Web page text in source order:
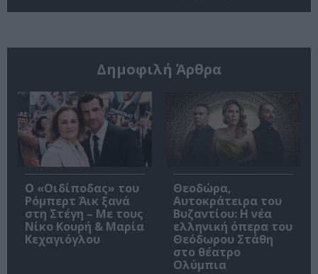
Δημοφιλή Άρθρα
O «Οιδίποδας» του
Ρόμπερτ Άικ ξανά
στη Στέγη – Με τους
Νίκο Κουρή & Μαρία
Κεχαγιόγλου
Θεοδώρα,
Αυτοκράτειρα του
Βυζαντίου: Η νέα
ελληνική όπερα του
Θεόδωρου Στάθη
στο θέατρο
Ολύμπια